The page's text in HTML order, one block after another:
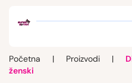
Početna | Proizvodi |
ženski